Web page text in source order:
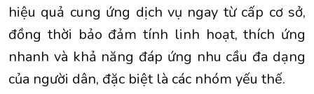
hiệu quả cung ứng dịch vụ ngay từ cấp cơ sở,
đồng thời bảo đảm tính linh hoạt, thích ứng
nhanh và khả năng đáp ứng nhu cầu đa dạng
của người dân, đặc biệt là các nhóm yếu thế.